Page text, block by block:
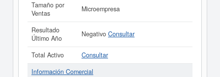
Tamaño por
Ventas
Microempresa
Resultado
Último Año
Negativo Consultar
Total Activo
Consultar
Información Comercial